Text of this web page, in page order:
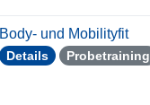
Body- und Mobilityfit
Details Probetraining